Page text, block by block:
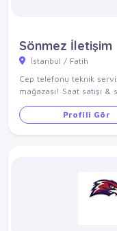
Sönmez İletişim
İstanbul / Fatih
Cep telefonu teknik
mağazası! Saat satışı
Profili Gör